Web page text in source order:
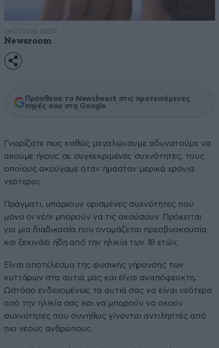
28·03·2024 08:34
Newsroom
Πρόσθεσε το Newsbeast στις προτεινόμενες
πηγές σου στη Google
Γνωρίζατε πως καθώς μεγαλώνουμε αδυνατούμε να
ακούμε ήχους σε συγκεκριμένες συχνότητες, τους
οποίους ακούγαμε όταν ήμασταν μερικά χρόνια
νεότεροι;
Πράγματι, υπάρχουν ορισμένες συχνότητες που
μόνο οι νέοι μπορούν να τις ακούσουν. Πρόκειται
για μια διαδικασία που ονομάζεται πρεσβυακουσία
και ξεκινάει ήδη από την ηλικία των 18 ετών.
Είναι αποτέλεσμα της φυσικής γήρανσης των
κυττάρων στα αυτιά μας και είναι αναπόφευκτη.
Ωστόσο ενδεχομένως τα αυτιά σας να είναι νεότερα
από την ηλικία σας και να μπορούν να ακούν
συχνότητες που συνήθως γίνονται αντιληπτές από
πιο νέους ανθρώπους.